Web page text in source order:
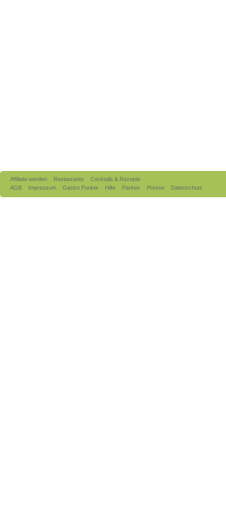
Affiliate werden Restaurants
Cocktails & Rezepte
AGB
Impressum Gastro Punkte Hilfe Partner Presse Datenschutz